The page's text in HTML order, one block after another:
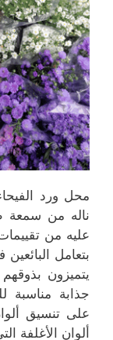
محل ورد
ناله من سمعة
عليه من
بتعامل
يتميزون
جذابة مناسبة
على تنسيق
ألوان الأغلفة